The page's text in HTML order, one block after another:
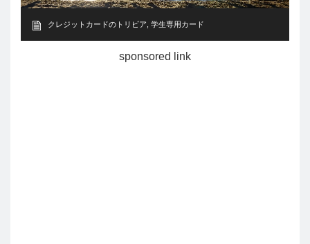
クレジットカードのトリビア 学生専用カード
sponsored link